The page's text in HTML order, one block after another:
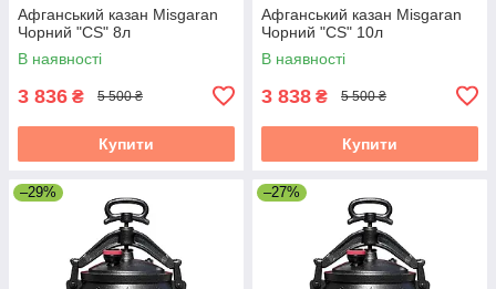
Афганський казан Misgaran
Чорний "CS" 8л
В наявності
3 836 ₴ 5 500 ₴
Купити
Афганський казан Misgaran
Чорний "CS" 10л
В наявності
3 838 ₴ 5 500 ₴
Купити
–29% –27%